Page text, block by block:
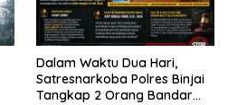
Dalam Waktu Dua Hari,
Satresnarkoba Polres Binjai
Tangkap 2 Orang Bandar